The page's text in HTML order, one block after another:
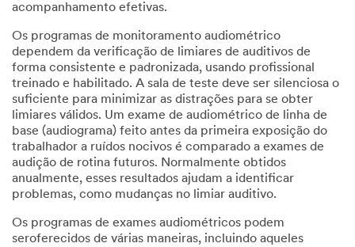
acompanhamento efetivas.
Os programas de monitoramento audiométrico
dependem da verificação de limiares de auditivos de
forma consistente e padronizada, usando profissional
treinado e habilitado. A sala de teste deve ser silenciosa o
suficiente para minimizar as distrações para se obter
limiares válidos. Um exame de audiométrico de linha de
base (audiograma) feito antes da primeira exposição do
trabalhador a ruídos nocivos é comparado a exames de
audição de rotina futuros. Normalmente obtidos
anualmente, esses resultados ajudam a identificar
problemas, como mudanças no limiar auditivo.
Os programas de exames audiométricos podem
seroferecidos de várias maneiras, incluindo aqueles